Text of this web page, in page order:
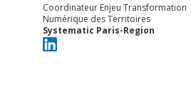
Coordinateur Enjeu Transformation
Numérique des Territoires
Systematic Paris-Region